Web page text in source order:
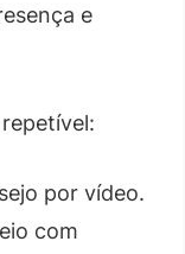
e
por vídeo.
com